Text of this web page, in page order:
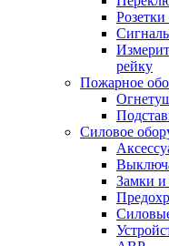
рейку
Пожарное
Силовое
Замки и